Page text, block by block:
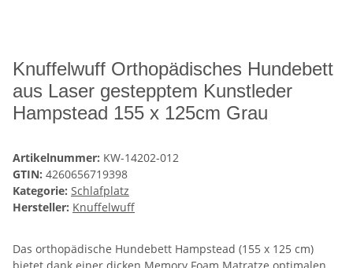
Knuffelwuff Orthopädisches Hundebett
aus Laser gestepptem Kunstleder
Hampstead 155 x 125cm Grau
Artikelnummer: KW-14202-012
GTIN: 4260656719398
Kategorie: Schlafplatz
Hersteller: Knuffelwuff
Das orthopädische Hundebett Hampstead (155 x 125 cm)